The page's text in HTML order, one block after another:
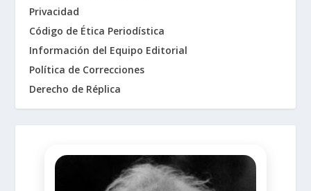
Privacidad
Código de Ética Periodística
Información del Equipo Editorial
Política de Correcciones
Derecho de Réplica